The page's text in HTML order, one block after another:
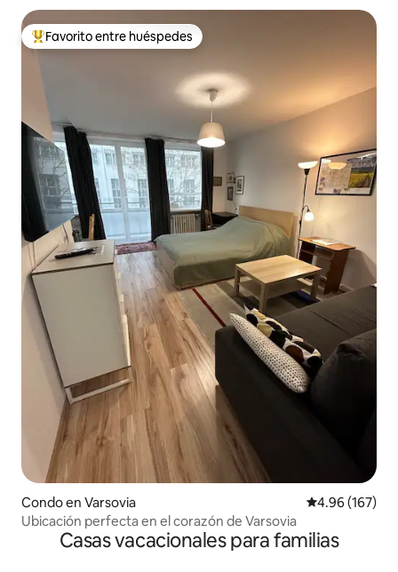
Favorito entre huéspedes preferido
Favorito entre huéspedes
Condo en Varsovia Calificación
4.96 (167)
Ubicación perfecta en el corazón de Varsovia
Casas vacacionales para familias